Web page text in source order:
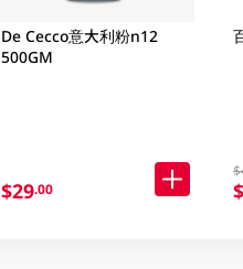
De Cecco意大利粉n12
500GM
$29.00